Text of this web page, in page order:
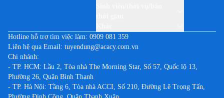
Hotline hỗ trợ tìm việc làm: 0909 081 359
Liên hệ qua Email: tuyendung@acacy.com.vn
Chi nhánh:
- TP. HCM: Lầu 2, Tòa nhà The Morning Star, Số 57, Quốc lộ 13,
Phường 26, Quận Bình Thạnh
- TP. Hà Nội: Tầng 6, Tòa nhà ACCI, Số 210, Đường Lê Trọng Tấn,